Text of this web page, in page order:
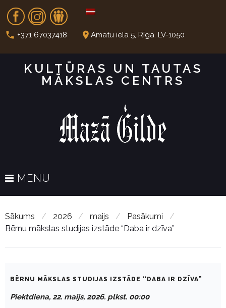
t
Fb In Dr
call +371 67037418 place Amatu iela 5, Rīga. LV-1050
KULTŪRAS UN TAUTAS
MĀKSLAS CENTRS
MENU
Sākums / 2026 / maijs / Pasākumi
/
Bērnu mākslas studijas izstāde “Daba ir dzīva”
BĒRNU MĀKSLAS STUDIJAS IZSTĀDE “DABA IR DZĪVA”
Piektdiena, 22. maijs, 2026. plkst. 00:00